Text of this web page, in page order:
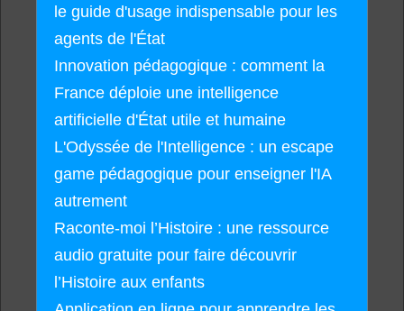
le guide d'usage indispensable pour les
agents de l'État
Innovation pédagogique : comment la
France déploie une intelligence
artificielle d'État utile et humaine
L'Odyssée de l'Intelligence : un escape
game pédagogique pour enseigner l'IA
autrement
Raconte-moi l’Histoire : une ressource
audio gratuite pour faire découvrir
l’Histoire aux enfants